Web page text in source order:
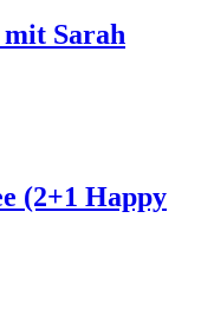
mit Sarah
(2+1 Happy